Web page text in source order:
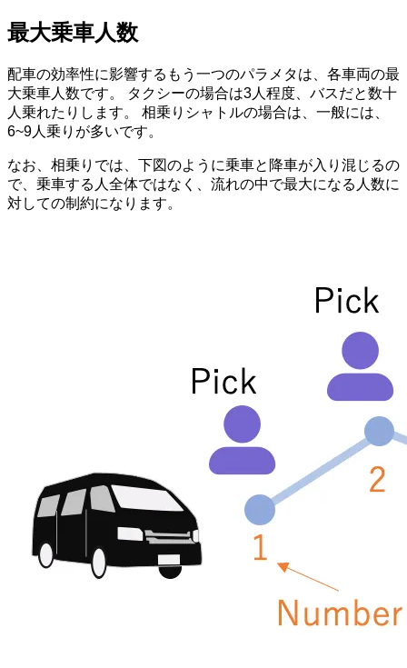
最大乗車人数
配車の効率性に影響するもう一つのパラメタは、各車両の最
大乗車人数です。 タクシーの場合は3人程度、バスだと数十
人乗れたりします。 相乗りシャトルの場合は、一般には、
6~9人乗りが多いです。
なお、相乗りでは、下図のように乗車と降車が入り混じるの
で、乗車する人全体ではなく、流れの中で最大になる人数に
対しての制約になります。